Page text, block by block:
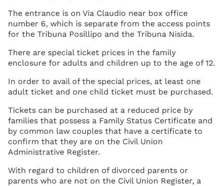
The entrance is on Via Claudio near box office
number 6, which is separate from the access points
for the Tribuna Posillipo and the Tribuna Nisida.
There are special ticket prices in the family
enclosure for adults and children up to the age of 12.
In order to avail of the special prices, at least one
adult ticket and one child ticket must be purchased.
Tickets can be purchased at a reduced price by
families that possess a Family Status Certificate and
by common law couples that have a certificate to
confirm that they are on the Civil Union
Administrative Register.
With regard to children of divorced parents or
parents who are not on the Civil Union Register, a